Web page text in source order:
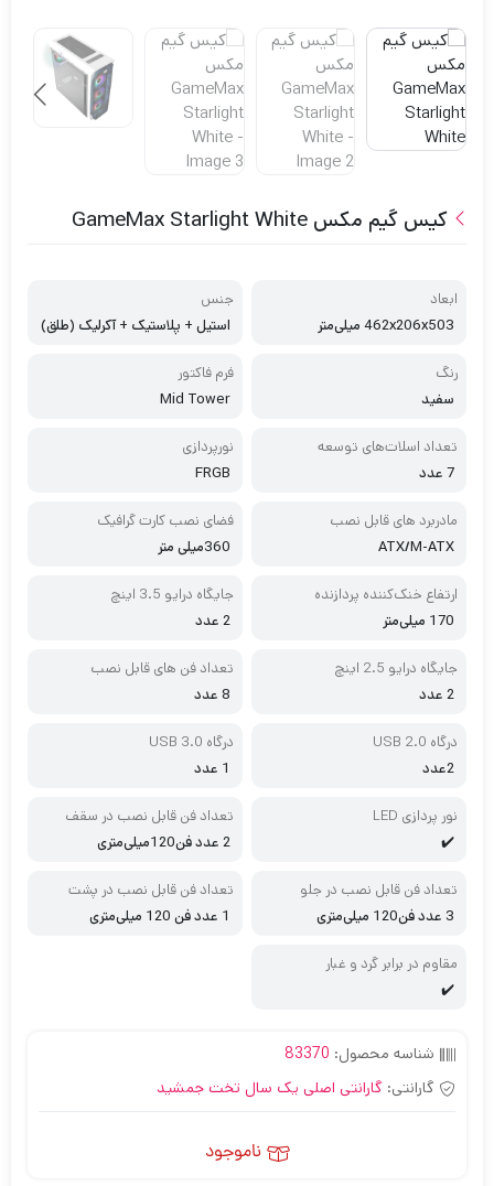
کیس گیم‌ مکس GameMax Starlight White
ابعاد
462x206x503 میلی‌متر
جنس
استیل + پلاستیک + آکرلیک (طلق)
رنگ
سفید
فرم فاکتور
Mid Tower
تعداد اسلات‌های توسعه
7 عدد
نورپردازی
FRGB
مادربرد های قابل نصب
ATX/M-ATX
فضای نصب کارت گرافیک
360میلی متر
ارتفاع خنک‌کننده پردازنده
170 میلی‌متر
جایگاه درایو 3.5 اینچ
2 عدد
جایگاه درایو 2.5 اینچ
2 عدد
تعداد فن های قابل نصب
8 عدد
درگاه USB 2.0
2عدد
درگاه USB 3.0
1 عدد
نور پردازی LED
✔️
تعداد فن قابل نصب در سقف
2 عدد فن120میلی‌متری
تعداد فن قابل نصب در جلو
3 عدد فن120 میلی‌متری
تعداد فن قابل نصب در پشت
1 عدد فن 120 میلی‌متری
مقاوم در برابر گرد و غبار
✔️
شناسه محصول: 83370
گارانتی: گارانتی اصلی یک سال تخت جمشید
ناموجود